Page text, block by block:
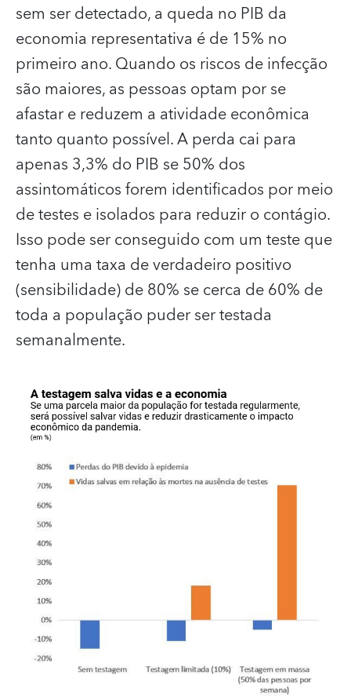
sem ser detectado, a queda no PIB da
economia representativa é de 15% no
primeiro ano. Quando os riscos de infecção
são maiores, as pessoas optam por se
afastar e reduzem a atividade econômica
tanto quanto possível. A perda cai para
apenas 3,3% do PIB se 50% dos
assintomáticos forem identificados por meio
de testes e isolados para reduzir o contágio.
Isso pode ser conseguido com um teste que
tenha uma taxa de verdadeiro positivo
(sensibilidade) de 80% se cerca de 60% de
toda a população puder ser testada
semanalmente.